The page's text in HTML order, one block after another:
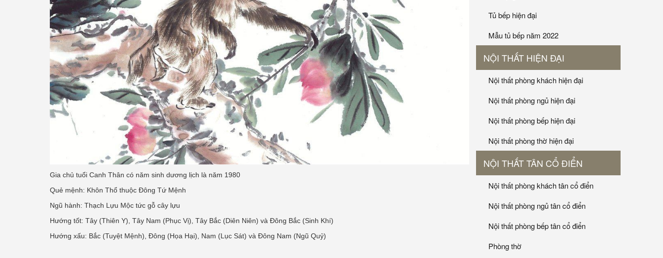
Gia chủ tuổi Canh Thân có năm sinh dương lịch là năm 1980
Quẻ mệnh: Khôn Thổ thuộc Đông Tứ Mệnh
Ngũ hành: Thạch Lựu Mộc tức gỗ cây lựu
Hướng tốt: Tây (Thiên Y), Tây Nam (Phục Vị), Tây Bắc (Diên Niên) và Đông Bắc (Sinh Khí)
Hướng xấu: Bắc (Tuyệt Mệnh), Đông (Họa Hại), Nam (Lục Sát) và Đông Nam (Ngũ Quỷ)
Tủ bếp hiện đại
Mẫu tủ bếp năm 2022
NỘI THẤT HIỆN ĐẠI
Nội thất phòng khách hiện đại
Nội thất phòng ngủ hiện đại
Nội thất phòng bếp hiện đại
Nội thất phòng thờ hiện đại
NỘI THẤT TÂN CỔ ĐIỂN
Nội thất phòng khách tân cổ điển
Nội thất phòng ngủ tân cổ điển
Nội thất phòng bếp tân cổ điển
Phòng thờ